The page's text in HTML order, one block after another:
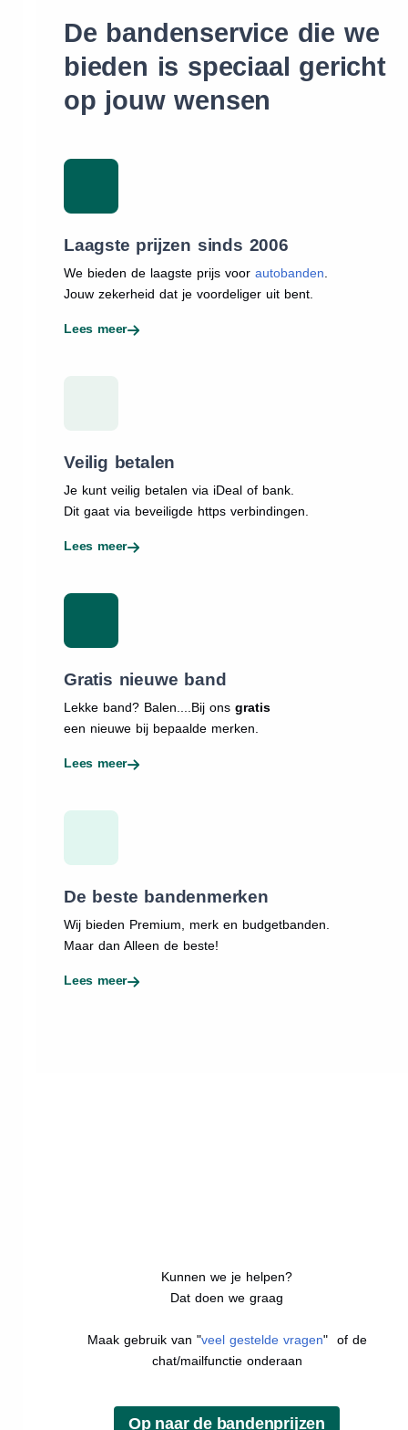
De bandenservice die we
bieden is speciaal gericht
op jouw wensen
Laagste prijzen sinds 2006
We bieden de laagste prijs voor autobanden
Jouw zekerheid dat je voordeliger uit bent.
Lees meer
Veilig betalen
Je kunt veilig betalen via iDeal of bank.
Dit gaat via beveiligde https verbindingen.
Lees meer
Gratis nieuwe band
Lekke band? Balen....Bij ons gratis
een nieuwe bij bepaalde merken.
Lees meer
De beste bandenmerken
Wij bieden Premium, merk en budgetbanden.
Maar dan Alleen de beste!
Lees meer
Kunnen we je helpen?
Dat doen we graag
Maak gebruik van "veel gestelde vragen" of de
chat/mailfunctie onderaan